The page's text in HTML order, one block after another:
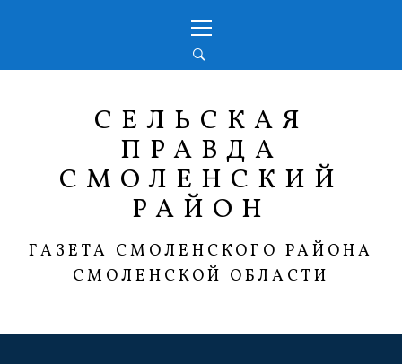
меню
СЕЛЬСКАЯ
ПРАВДА
СМОЛЕНСКИЙ
РАЙОН
ГАЗЕТА СМОЛЕНСКОГО РАЙОНА
СМОЛЕНСКОЙ ОБЛАСТИ